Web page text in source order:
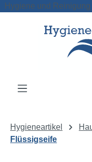
Zum Hauptinhalt
Hygiene und
Hygieneartikel
Flüssigseife